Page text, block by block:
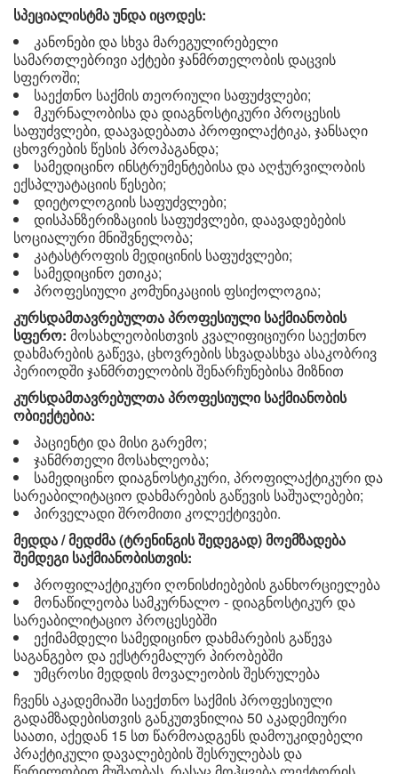
სპეციალისტმა უნდა იცოდეს:
კანონები და სხვა მარეგულირებელი
სამართლებრივი აქტები ჯანმრთელობის დაცვის
სფეროში;
საექთნო საქმის თეორიული საფუძვლები;
მკურნალობისა და დიაგნოსტიკური პროცესის
საფუძვლები, დაავადებათა პროფილაქტიკა, ჯანსაღი
ცხოვრების წესის პროპაგანდა;
სამედიცინო ინსტრუმენტებისა და აღჭურვილობის
ექსპლუატაციის წესები;
დიეტოლოგიის საფუძვლები;
დისპანზერიზაციის საფუძვლები, დაავადებების
სოციალური მნიშვნელობა;
კატასტროფის მედიცინის საფუძვლები;
სამედიცინო ეთიკა;
პროფესიული კომუნიკაციის ფსიქოლოგია;
კურსდამთავრებულთა პროფესიული საქმიანობის
სფერო:​​ მოსახლეობისთვის კვალიფიციური საექთნო
დახმარების გაწევა, ცხოვრების სხვადასხვა ასაკობრივ
პერიოდში ჯანმრთელობის შენარჩუნებისა მიზნით
კურსდამთავრებულთა პროფესიული საქმიანობის
ობიექტებია:
პაციენტი და მისი გარემო;
ჯანმრთელი მოსახლეობა;
სამედიცინო დიაგნოსტიკური, პროფილაქტიკური და
სარეაბილიტაციო დახმარების გაწევის საშუალებები;
პირველადი შრომითი კოლექტივები.
მედდა / მედძმა (ტრენინგის შედეგად) მოემზადება
შემდეგი საქმიანობისთვის:
პროფილაქტიკური ღონისძიებების განხორციელება
მონაწილეობა სამკურნალო - დიაგნოსტიკურ და
სარეაბილიტაციო პროცესებში
ექიმამდელი სამედიცინო დახმარების გაწევა
საგანგებო და ექსტრემალურ პირობებში
უმცროსი მედდის მოვალეობის შესრულება
ჩვენს აკადემიაში საექთნო საქმის პროფესიული
გადამზადებისთვის განკუთვნილია 50 აკადემიური
საათი, აქედან 15 სთ წარმოადგენს დამოუკიდებელი
პრაქტიკული დავალებების შესრულებას და